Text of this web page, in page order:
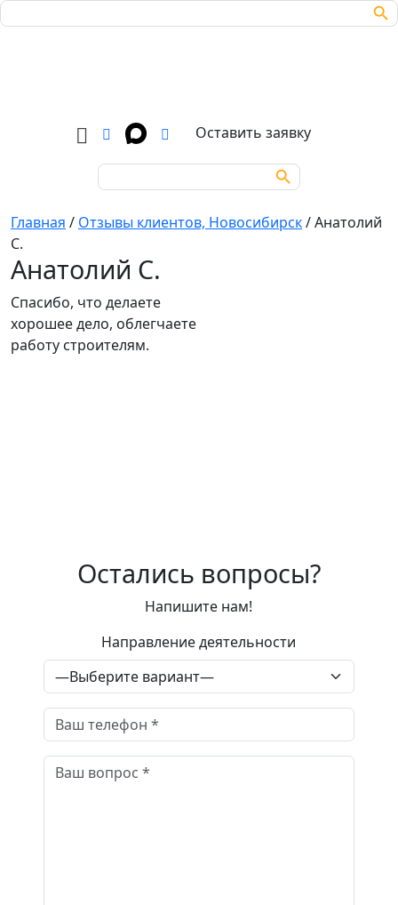
Search
for:
Search
for:
Search Button
Оставить заявку
Главная / Отзывы клиентов, Новосибирск/Анатолий
С.
Анатолий С.
Спасибо, что делаете
хорошее дело, облегчаете
работу строителям.
Остались вопросы?
Напишите нам!
Направление деятельности